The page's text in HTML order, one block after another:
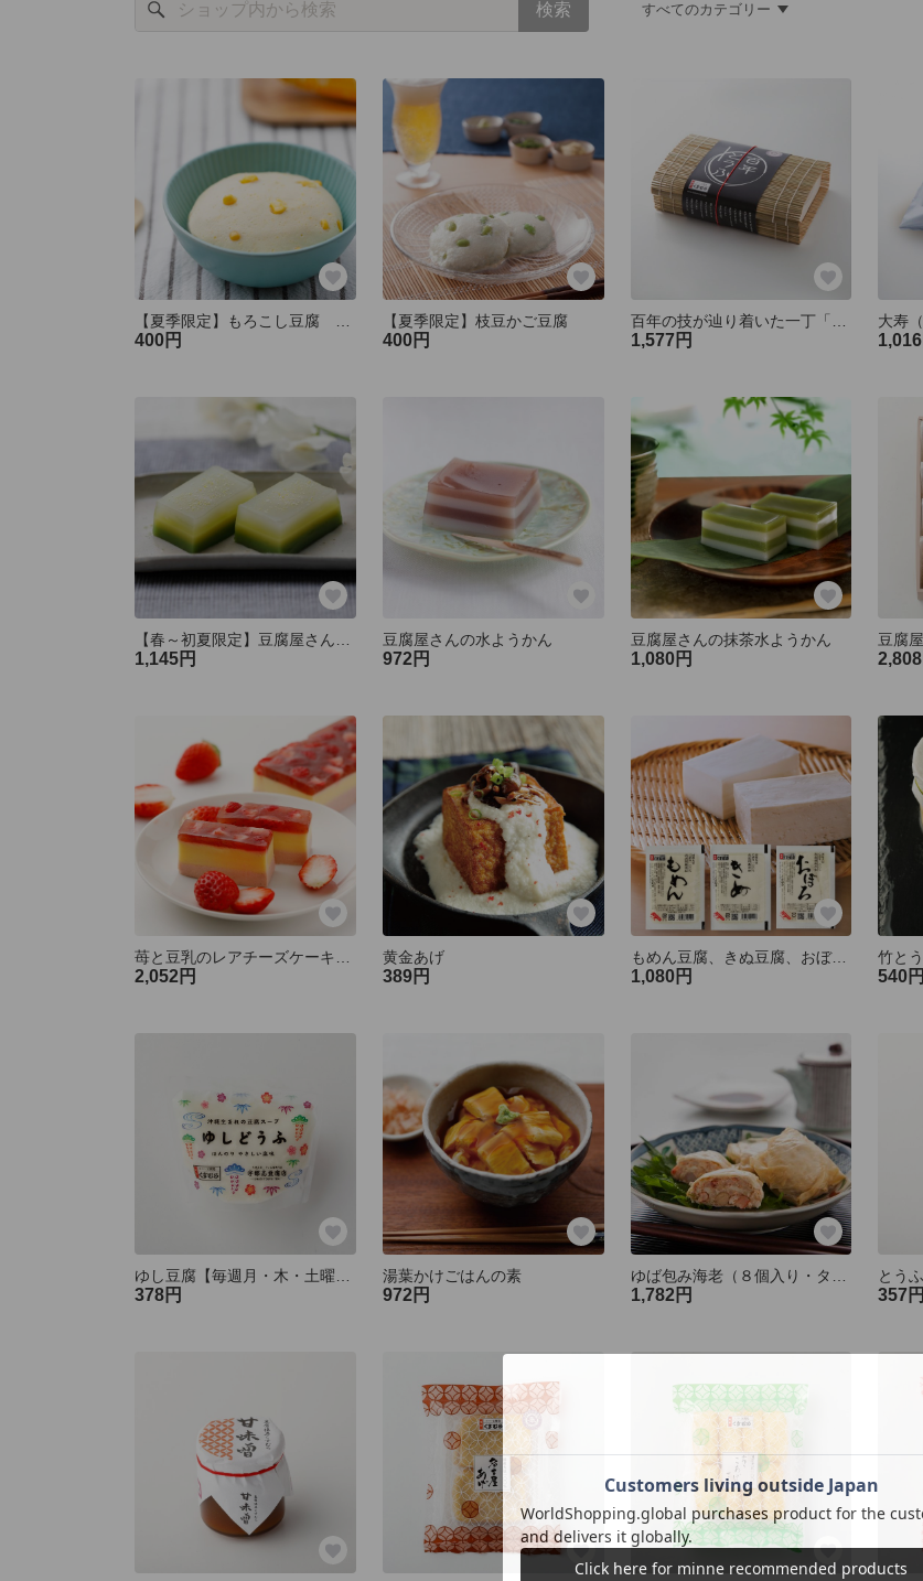
すべてのカテゴリー
400円
【夏季限定】枝豆かご豆腐
400円 1,577円
大寿
1,016
1,145円
豆腐屋さんの水ようかん
972円
豆腐屋さんの抹茶水ようかん
1,080円 2,808
苺と豆乳のレアチーズケーキ（冷凍配送）
2,052円
黄金あげ
389円
もめん豆腐、きぬ豆腐、おぼろ豆腐のセット（お得）
1,080円
竹と
540円
378円
湯葉かけごはんの素
972円 1,782円 357円